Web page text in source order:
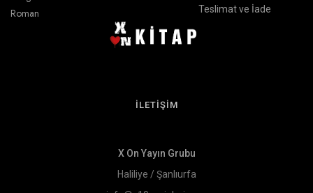
Roman
Teslimat ve İade
İLETİŞİM
X On Yayın Grubu
Haliliye / Şanlıurfa